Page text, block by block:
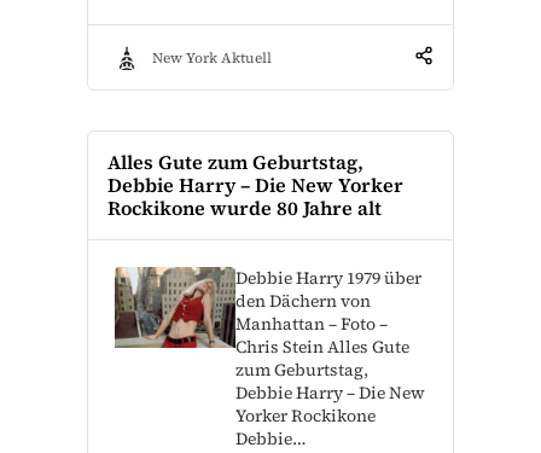
New York Aktuell
Alles Gute zum Geburtstag,
Debbie Harry – Die New Yorker
Rockikone wurde 80 Jahre alt
Debbie Harry 1979 über
den Dächern von
Manhattan – Foto –
Chris Stein Alles Gute
zum Geburtstag,
Debbie Harry – Die New
Yorker Rockikone
Debbie…